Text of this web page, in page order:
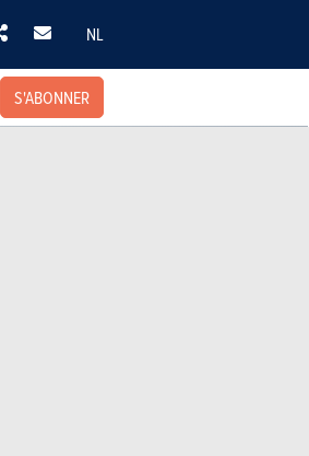
NL
S'ABONNER